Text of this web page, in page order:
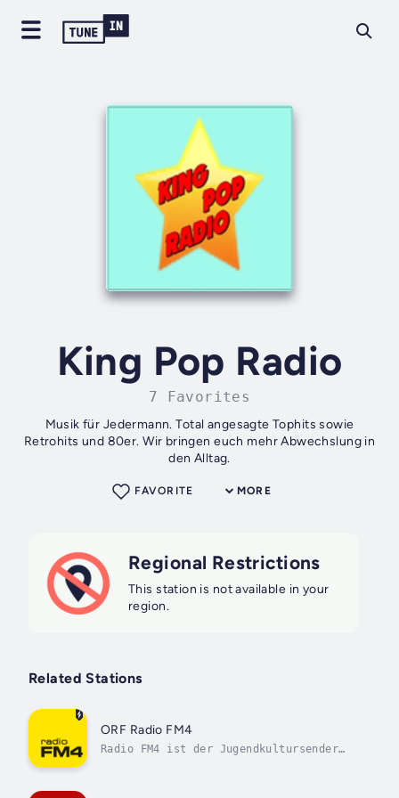
King Pop Radio
7 Favorites
Musik für Jedermann. Total angesagte Tophits sowie
Retrohits und 80er. Wir bringen euch mehr Abwechslung in
den Alltag.
MORE
FAVORITE
Regional Restrictions
This station is not available in your
region.
Related Stations
ORF Radio FM4
Radio FM4 ist der Jugendkultursender